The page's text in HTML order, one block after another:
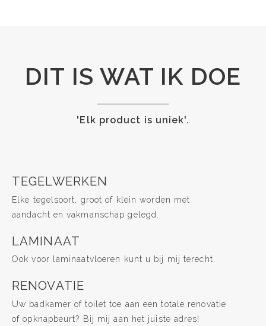
DIT IS WAT IK DOE
'Elk product is uniek'.
TEGELWERKEN
Elke tegelsoort, groot of klein worden met
aandacht en vakmanschap gelegd.
LAMINAAT
Ook voor laminaatvloeren kunt u bij mij terecht.
RENOVATIE
Uw badkamer of toilet toe aan een totale renovatie
of opknapbeurt? Bij mij aan het juiste adres!